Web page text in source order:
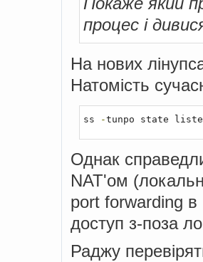
процес і
На нових
Натомість
ss -tunpo state
Однак
NAT'ом
port forwarding
доступ з-поза
Раджу